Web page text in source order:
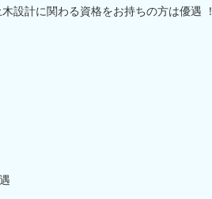
計に関わる資格をお持ちの方は優遇 ！